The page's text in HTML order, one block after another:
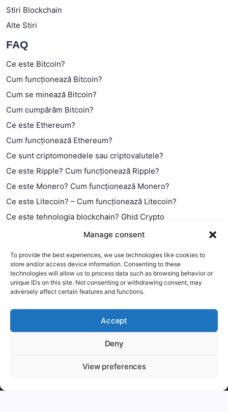
Manage consent
To provide the best experiences, we use technologies like cookies to
store and/or access device information. Consenting to these
technologies will allow us to process data such as browsing behavior or
unique IDs on this site. Not consenting or withdrawing consent, may
adversely affect certain features and functions.
Accept
Deny
View preferences
Stiri Blockchain
Alte Stiri
FAQ
Ce este Bitcoin?
Cum funcționează Bitcoin?
Cum se minează Bitcoin?
Cum cumpărăm Bitcoin?
Ce este Ethereum?
Cum funcționează Ethereum?
Ce sunt criptomonedele sau criptovalutele?
Ce este Ripple? Cum funcționează Ripple?
Ce este Monero? Cum funcționează Monero?
Ce este Litecoin? – Cum funcționează Litecoin?
Ce este tehnologia blockchain? Ghid Crypto
Ce este contractul smart?
This website uses cookies to improve your experience. We'll